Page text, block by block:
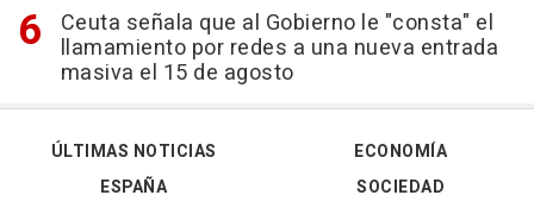
Ceuta señala que al Gobierno le "consta" el
llamamiento por redes a una nueva entrada
masiva el 15 de agosto
ÚLTIMAS NOTICIAS
ESPAÑA
ECONOMÍA
SOCIEDAD